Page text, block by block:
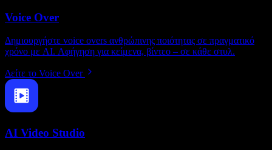
Voice Over
Δημιουργήστε voice overs ανθρώπινης ποιότητας σε πραγματικό
χρόνο με AI. Αφήγηση για κείμενα, βίντεο – σε κάθε στυλ.
Δείτε το Voice Over
AI Video Studio